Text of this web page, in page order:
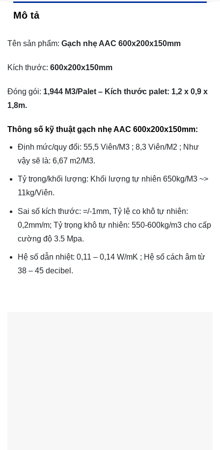
Mô tả
Tên sản phẩm: Gạch nhẹ AAC 600x200x150mm
Kích thước: 600x200x150mm
Đóng gói: 1,944 M3/Palet – Kích thước palet: 1,2 x 0,9 x
1,8m.
Thông số kỹ thuật gạch nhẹ AAC 600x200x150mm:
Định mức/quy đổi: 55,5 Viên/M3 ; 8,3 Viên/M2 ; Như
vậy sẽ là: 6,67 m2/M3.
Tỷ trọng/khối lượng: Khối lượng tự nhiên 650kg/M3 ~>
11kg/Viên.
Sai số kích thước: =/-1mm, Tỷ lệ co khô tự nhiên:
0,2mm/m; Tỷ trọng khô tự nhiên: 550-600kg/m3 cho cấp
cường độ 3.5 Mpa.
Hệ số dẫn nhiệt: 0,11 – 0,14 W/mK ; Hệ số cách âm từ
38 – 45 decibel.